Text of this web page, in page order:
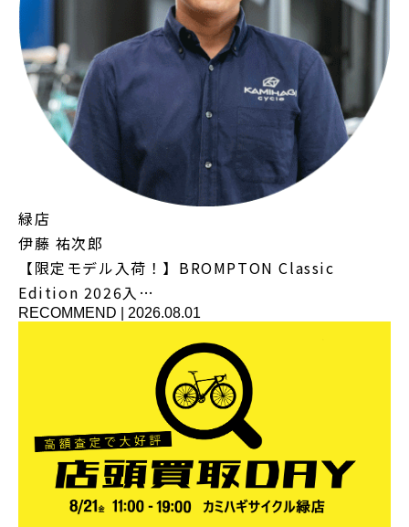
緑店
伊藤 祐次郎
【限定モデル入荷！】BROMPTON Classic
Edition 2026入…
RECOMMEND 2026.08.01